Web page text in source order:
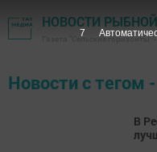
НОВОСТИ
Газета "Сельские
Новости с тегом
В
7